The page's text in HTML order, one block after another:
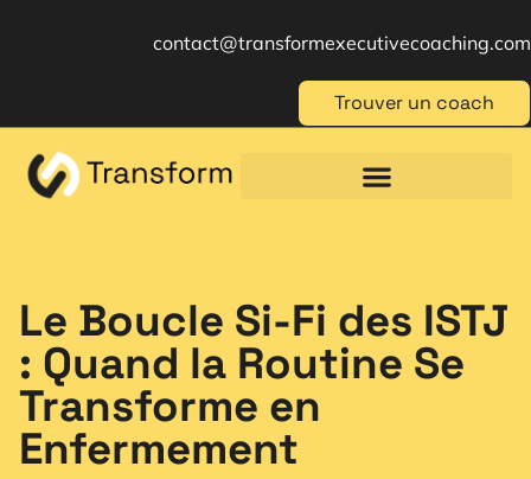
contact@transformexecutivecoaching.com
Trouver un coach
Le Boucle Si-Fi des ISTJ
: Quand la Routine Se
Transforme en
Enfermement